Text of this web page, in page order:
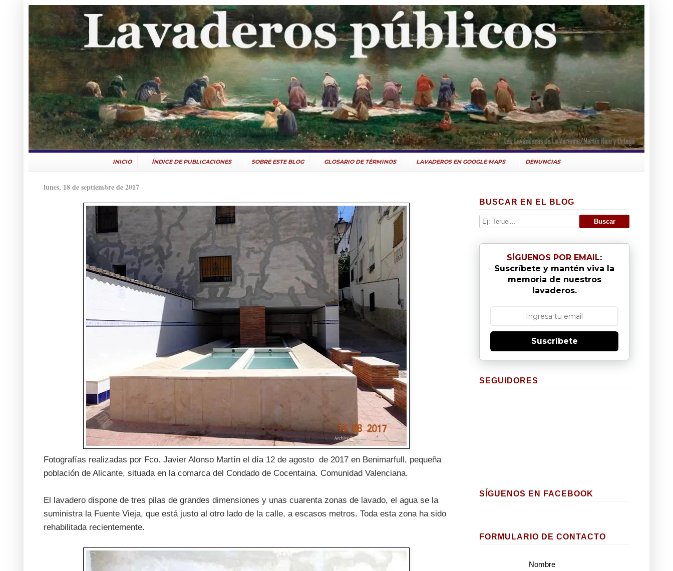
INICIO ÍNDICE DE PUBLICACIONES SOBRE ESTE BLOG GLOSARIO DE TÉRMINOS LAVADEROS EN GOOGLE MAPS DENUNCIAS
lunes, 18 de septiembre de 2017
Fotografías realizadas por Fco. Javier Alonso Martín el día 12 de agosto de 2017 en Benimarfull, pequeña
población de Alicante, situada en la comarca del Condado de Cocentaina. Comunidad Valenciana.
El lavadero dispone de tres pilas de grandes dimensiones y unas cuarenta zonas de lavado, el agua se la
suministra la Fuente Vieja, que está justo al otro lado de la calle, a escasos metros. Toda esta zona ha sido
rehabilitada recientemente.
BUSCAR EN EL BLOG
SÍGUENOS POR EMAIL:
Suscríbete y mantén viva la
memoria de nuestros
lavaderos.
Suscríbete
SEGUIDORES
SÍGUENOS EN FACEBOOK
FORMULARIO DE CONTACTO
Nombre